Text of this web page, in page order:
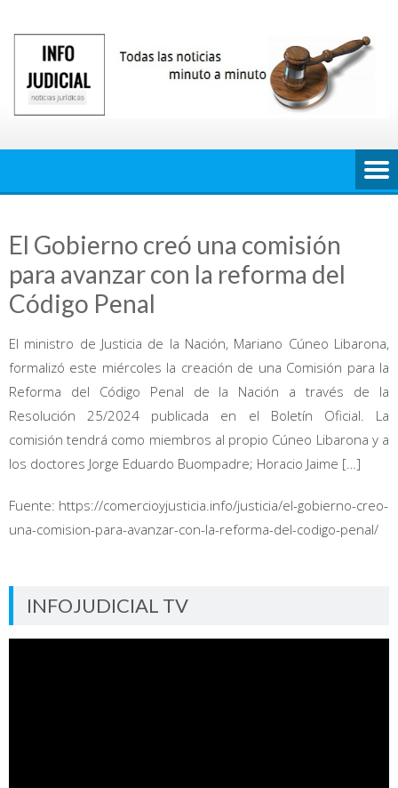
contenido
El Gobierno creó una comisión
para avanzar con la reforma del
Código Penal
El ministro de Justicia de la Nación, Mariano Cúneo Libarona,
formalizó este miércoles la creación de una Comisión para la
Reforma del Código Penal de la Nación a través de la
Resolución 25/2024 publicada en el Boletín Oficial. La
comisión tendrá como miembros al propio Cúneo Libarona y a
los doctores Jorge Eduardo Buompadre; Horacio Jaime […]
Fuente: https://comercioyjusticia.info/justicia/el-gobierno-creo-
una-comision-para-avanzar-con-la-reforma-del-codigo-penal/
INFOJUDICIAL TV